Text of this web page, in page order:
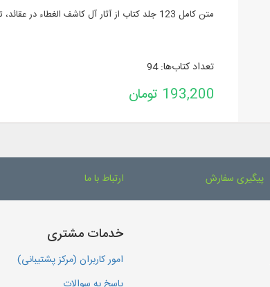
متن کامل 123 جلد کتاب از آثار آل کاشف الغطاء در عقائد، تفسیر، فقه، اصول، اخلاق و ...
تعداد کتاب‌ها: 94
193,200 تومان
پیگیری سفارش ارتباط با ما
خدمات مشتری
امور کاربران (مرکز پشتیبانی)